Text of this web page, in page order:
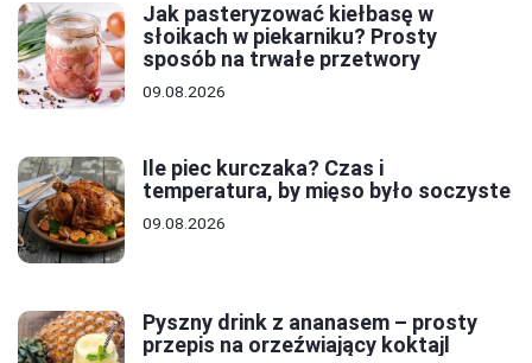
Jak pasteryzować kiełbasę w
słoikach w piekarniku? Prosty
sposób na trwałe przetwory
09.08.2026
Ile piec kurczaka? Czas i
temperatura, by mięso było soczyste
09.08.2026
Pyszny drink z ananasem – prosty
przepis na orzeźwiający koktajl